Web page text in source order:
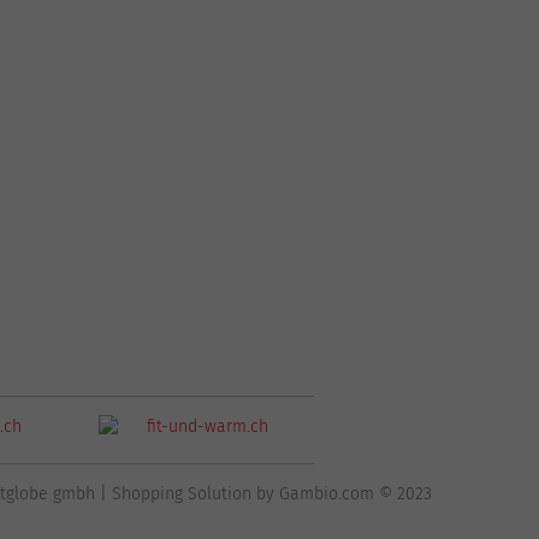
gmbh | Shopping Solution by Gambio.com © 2023